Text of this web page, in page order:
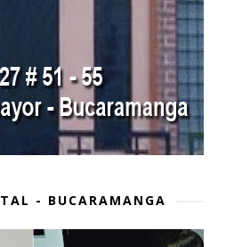
- BUCARAMANGA